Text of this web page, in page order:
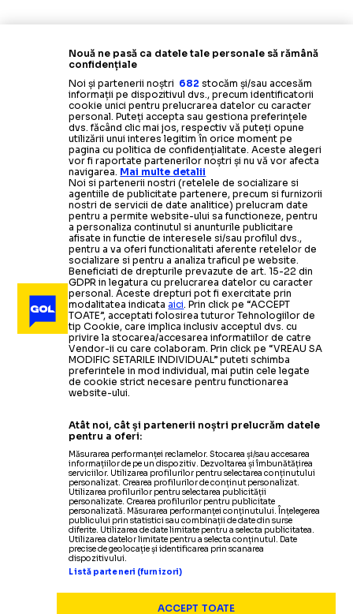
Nouă ne pasă ca datele tale personale să rămână
confidențiale
Noi și partenerii noștri 682 stocăm și/sau accesăm
informații pe dispozitivul dvs., precum identificatorii
cookie unici pentru prelucrarea datelor cu caracter
personal. Puteți accepta sau gestiona preferințele
dvs. făcând clic mai jos, respectiv vă puteți opune
utilizării unui interes legitim în orice moment pe
pagina cu politica de confidențialitate. Aceste alegeri
vor fi raportate partenerilor noștri și nu vă vor afecta
navigarea. Mai multe detalii
Noi si partenerii nostri (retelele de socializare si
agentiile de publicitate partenere, precum si furnizorii
nostri de servicii de date analitice) prelucram date
pentru a permite website-ului sa functioneze, pentru
a personaliza continutul si anunturile publicitare
afisate in functie de interesele si/sau profilul dvs.,
pentru a va oferi functionalitati aferente retelelor de
socializare si pentru a analiza traficul pe website.
Beneficiati de drepturile prevazute de art. 15-22 din
GDPR in legatura cu prelucrarea datelor cu caracter
personal. Aceste drepturi pot fi exercitate prin
modalitatea indicataaici. Prin click pe “ACCEPT
TOATE”, acceptati folosirea tuturor Tehnologiilor de
tip Cookie, care implica inclusiv acceptul dvs. cu
privire la stocarea/accesarea informatiilor de catre
Vendor-ii cu care colaboram. Prin click pe “VREAU SA
MODIFIC SETARILE INDIVIDUAL” puteti schimba
preferintele in mod individual, mai putin cele legate
de cookie strict necesare pentru functionarea
website-ului.
Atât noi, cât și partenerii noștri prelucrăm datele
pentru a oferi:
Măsurarea performanței reclamelor. Stocarea și/sau accesarea
informațiilor de pe un dispozitiv. Dezvoltarea și îmbunătățirea
serviciilor. Utilizarea profilurilor pentru selectarea conținutului
personalizat. Crearea profilurilor de conținut personalizat.
Utilizarea profilurilor pentru selectarea publicității
personalizate. Crearea profilurilor pentru publicitate
personalizată. Măsurarea performanței conținutului. Înțelegerea
publicului prin statistici sau combinații de date din surse
diferite. Utilizarea de date limitate pentru a selecta publicitatea.
Utilizarea datelor limitate pentru a selecta conținutul. Date
precise de geolocație și identificarea prin scanarea
dispozitivului.
Listă parteneri (furnizori)
ACCEPT TOATE